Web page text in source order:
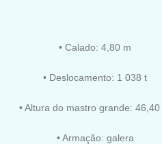
• Calado: 4,80 m
• Deslocamento: 1 038 t
• Altura do mastro grande: 46,40
• Armação: galera